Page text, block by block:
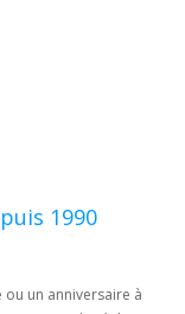
1990
un anniversaire à